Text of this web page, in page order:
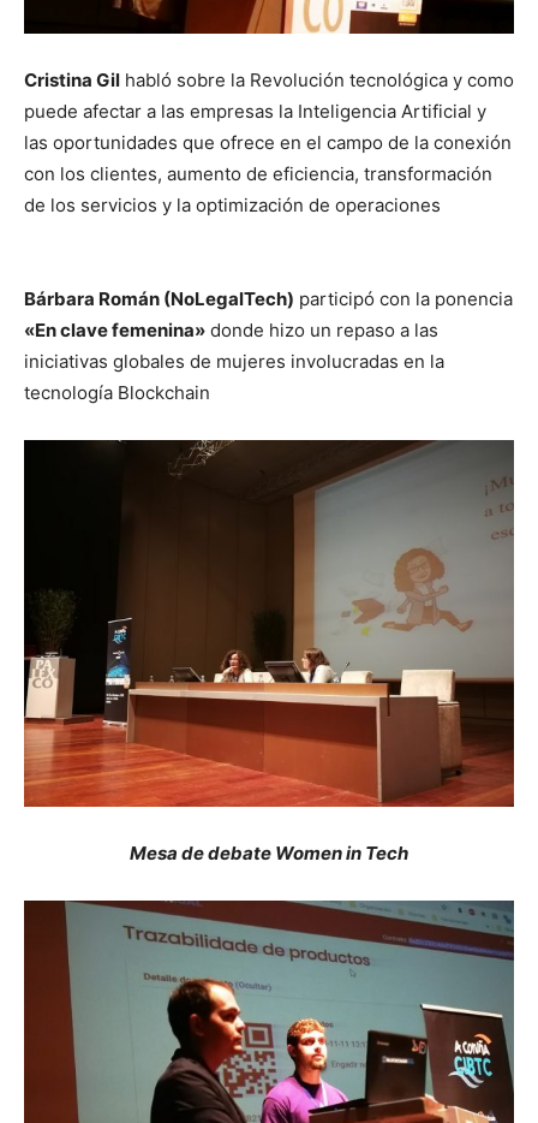
Cristina Gil habló sobre la Revolución tecnológica y como
puede afectar a las empresas la Inteligencia Artificial y
las oportunidades que ofrece en el campo de la conexión
con los clientes, aumento de eficiencia, transformación
de los servicios y la optimización de operaciones
Bárbara Román (NoLegalTech) participó con la ponencia
«En clave femenina» donde hizo un repaso a las
iniciativas globales de mujeres involucradas en la
tecnología Blockchain
Mesa de debate Women in Tech